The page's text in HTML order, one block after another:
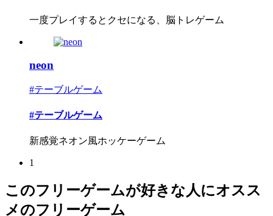
一度プレイするとクセになる、脳トレゲーム
neon
#テーブルゲーム
#テーブルゲーム
新感覚ネオン風ホッケーゲーム
1
このフリーゲームが好きな人にオスス
メのフリーゲーム